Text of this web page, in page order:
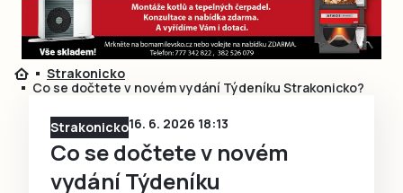
Přihlásit se
Přihlásit se přes Facebook
Ještě nemám účet, chci se
Čtenáři píší
Speciální přílohy
Strakonicko
Co se dočtete v novém vydání Týdeníku Strakonicko?
Strakonicko16. 6. 2026 18:13
Co se dočtete v novém
vydání Týdeníku